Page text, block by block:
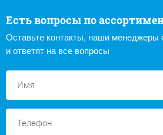
Есть вопросы по
Оставьте контакты, наши менеджеры
и ответят на все вопросы